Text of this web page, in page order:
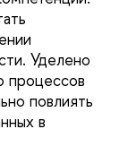
Уделено
процессов
повлиять
в